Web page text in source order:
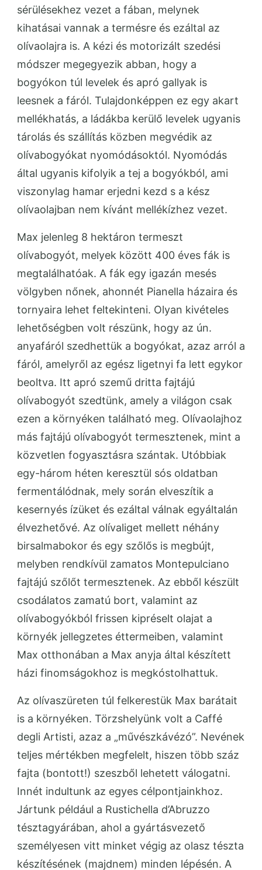
sérülésekhez vezet a fában, melynek
kihatásai vannak a termésre és ezáltal az
olívaolajra is. A kézi és motorizált szedési
módszer megegyezik abban, hogy a
bogyókon túl levelek és apró gallyak is
leesnek a fáról. Tulajdonképpen ez egy akart
mellékhatás, a ládákba kerülő levelek ugyanis
tárolás és szállítás közben megvédik az
olívabogyókat nyomódásoktól. Nyomódás
által ugyanis kifolyik a tej a bogyókból, ami
viszonylag hamar erjedni kezd s a kész
olívaolajban nem kívánt mellékízhez vezet.
Max jelenleg 8 hektáron termeszt
olívabogyót, melyek között 400 éves fák is
megtalálhatóak. A fák egy igazán mesés
völgyben nőnek, ahonnét Pianella házaira és
tornyaira lehet feltekinteni. Olyan kivételes
lehetőségben volt részünk, hogy az ún.
anyafáról szedhettük a bogyókat, azaz arról a
fáról, amelyről az egész ligetnyi fa lett egykor
beoltva. Itt apró szemű dritta fajtájú
olívabogyót szedtünk, amely a világon csak
ezen a környéken található meg. Olívaolajhoz
más fajtájú olívabogyót termesztenek, mint a
közvetlen fogyasztásra szántak. Utóbbiak
egy-három héten keresztül sós oldatban
fermentálódnak, mely során elveszítik a
kesernyés ízüket és ezáltal válnak egyáltalán
élvezhetővé. Az olívaliget mellett néhány
birsalmabokor és egy szőlős is megbújt,
melyben rendkívül zamatos Montepulciano
fajtájú szőlőt termesztenek. Az ebből készült
csodálatos zamatú bort, valamint az
olívabogyókból frissen kipréselt olajat a
környék jellegzetes éttermeiben, valamint
Max otthonában a Max anyja által készített
házi finomságokhoz is megkóstolhattuk.
Az olívaszüreten túl felkerestük Max barátait
is a környéken. Törzshelyünk volt a Caffé
degli Artisti, azaz a „művészkávézó”. Nevének
teljes mértékben megfelelt, hiszen több száz
fajta (bontott!) szeszből lehetett válogatni.
Innét indultunk az egyes célpontjainkhoz.
Jártunk például a Rustichella d’Abruzzo
tésztagyárában, ahol a gyártásvezető
személyesen vitt minket végig az olasz tészta
készítésének (majdnem) minden lépésén. A